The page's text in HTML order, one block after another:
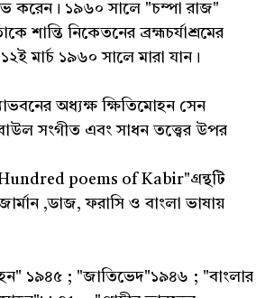
করেন। ১৯৬০ সালে "চম্পা রাজ"
শান্তি নিকেতনের ব্রহ্মচর্যাশ্রমের
মার্চ ১৯৬০ সালে মারা যান।
অধ্যক্ষ ক্ষিতিমোহন সেন
সংগীত এবং সাধন তত্ত্বের উপর
Hundred poems of Kabir"গ্রন্থটি
,ডাজ, ফরাসি ও বাংলা ভাষায়
১৯৪৫ ; "জাতিভেদ"১৯৪৬ ; "বাংলার